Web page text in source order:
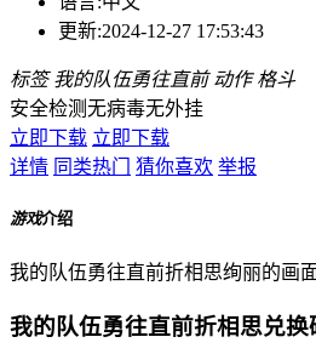
更新:2024-12-27 17:53:43
标签 我的队伍勇往直前 动作 格斗
安全检测无病毒无外挂
立即下载 立即下载
详情 同类热门 猜你喜欢 举报
游戏介绍
我的队伍勇往直前折相思绚丽的画
我的队伍勇往直前折相思兑换